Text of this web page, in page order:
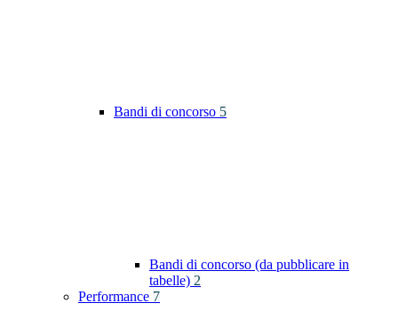
Bandi di concorso 5
Bandi di concorso (da pubblicare in
tabelle) 2
Performance 7